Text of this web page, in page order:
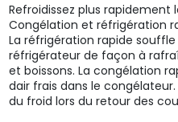
Refroidissez plus rapidement
Congélation et réfrigération
La réfrigération rapide
réfrigérateur de façon à
et boissons. La congélation
dair frais dans le
du froid lors du retour des